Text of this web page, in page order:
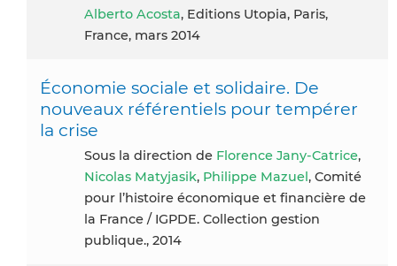
Alberto Acosta, Editions Utopia, Paris,
France, mars 2014
Économie sociale et solidaire. De
nouveaux référentiels pour tempérer
la crise
Sous la direction de Florence Jany-Catrice,
Nicolas Matyjasik, Philippe Mazuel, Comité
pour l’histoire économique et financière de
la France / IGPDE. Collection gestion
publique., 2014